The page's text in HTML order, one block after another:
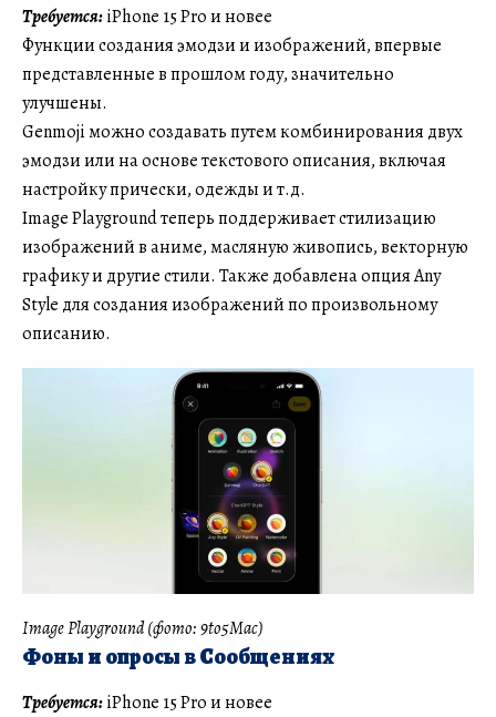
Требуется:iPhone 15 Pro и новее
Функции создания эмодзи и изображений, впервые
представленные в прошлом году, значительно
улучшены.
Genmoji можно создавать путем комбинирования двух
эмодзи или на основе текстового описания, включая
настройку прически, одежды и т.д.
Image Playground теперь поддерживает стилизацию
изображений в аниме, масляную живопись, векторную
графику и другие стили. Также добавлена опция Any
Style для создания изображений по произвольному
описанию.
Image Playground (фото: 9to5Mac)
Фоны и опросы в Сообщениях
Требуется:iPhone 15 Pro и новее